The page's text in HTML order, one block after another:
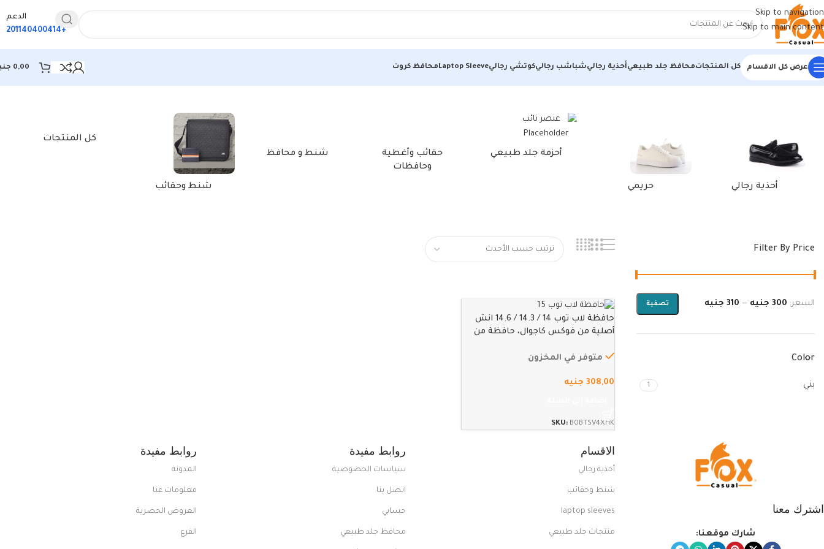
Skip to navigation
Skip to main content
الدعم
+201140400414
عرض كل الاقسام كل المنتجاتمحافظ جلد طبيعيأحذية رجاليشباشب رجاليكوتشي رجاليLaptop Sleeveمحافظ كروت 0,00
الرئيسية/منتجات تحت الوسم “حافظة لاب توب 14”
أحذية رجالي حريمي
أحزمة جلد طبيعي
حقائب وأغطية
وحافظات
شنط و محافظ
شنط وحقائب
كل المنتجات
Filter By Price
تصفية السعر: 300 جنيه — 310 جنيه
Color
بني 1
حافظة لاب توب 14 / 14.3 / 14.6 انش
أصلية من فوكس كاجوال، حافظة من
غطاء مبطن بسوستة، حقيبة حمل
متوفر في المخزون
308,00 جنيه
SKU: B0BTSV4XHK
اشترك معنا
شارك موقعنا:
الاقسام
أحذية رجالي
شنط وحقائب
laptop sleeves
منتجات جلد طبيعي
روابط مفيدة
سياسات الخصوصية
اتصل بنا
حسابي
محافظ جلد طبيعي
روابط مفيدة
المدونة
معلومات عنا
العروض الحصرية
الفرع